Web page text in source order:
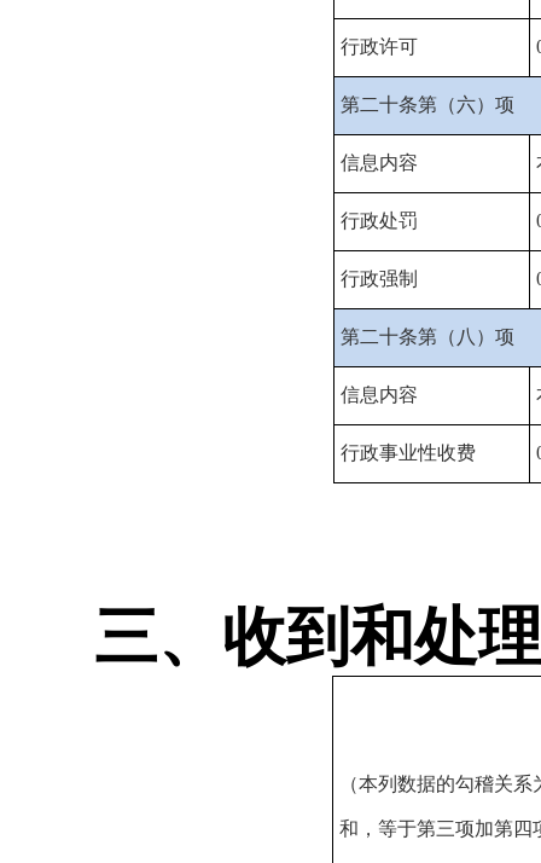
行政许可
第二十条第（六）项
信息内容
行政处罚
行政强制
第二十条第（八）项
信息内容
行政事业性收费
三、收到和处
（本列数据的勾稽关
和，等于第三项加第四